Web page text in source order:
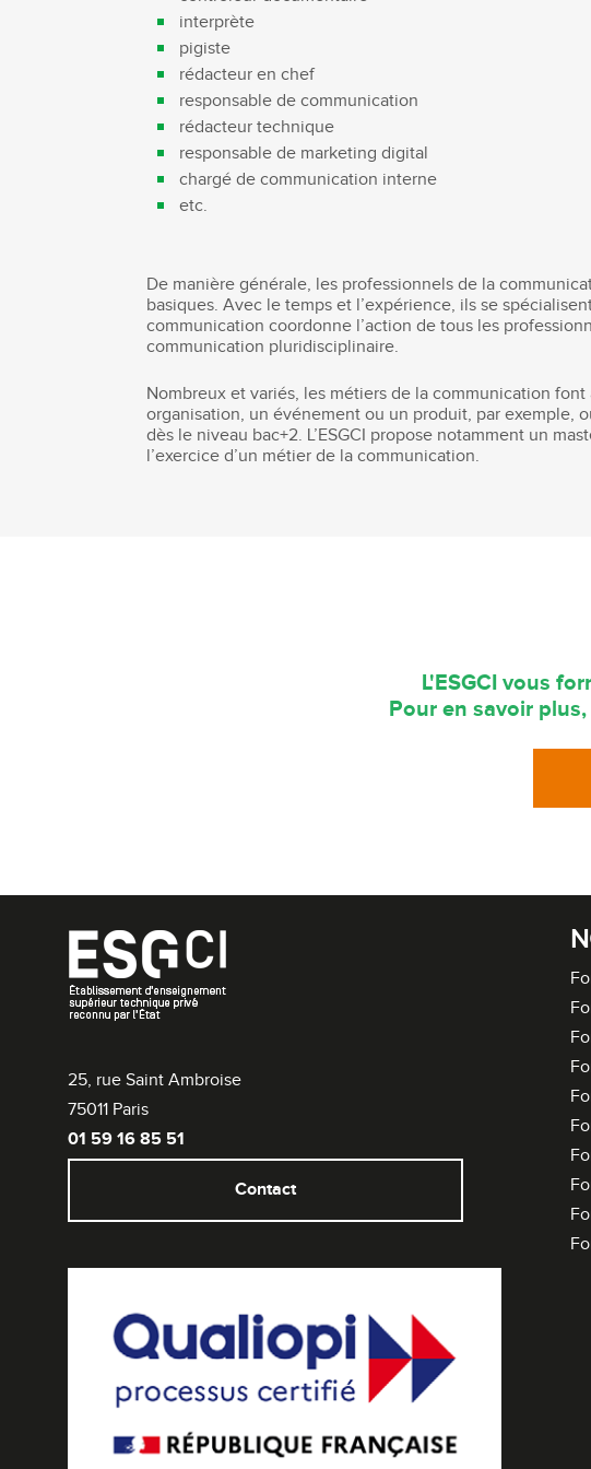
interprète
pigiste
rédacteur en chef
responsable de communication
rédacteur technique
responsable de marketing digital
chargé de communication interne
etc.
De manière générale, les professionnels de la
basiques. Avec le temps et l’expérience, ils se
communication coordonne l’action de tous les
communication pluridisciplinaire.
Nombreux et variés, les métiers de la communication
organisation, un événement ou un produit, par exemple,
dès le niveau bac+2. L’ESGCI propose notamment un
l’exercice d’un métier de la communication.
L'ESGCI vous
Pour en savoir
25, rue Saint Ambroise
75011 Paris
01 59 16 85 51
Contact